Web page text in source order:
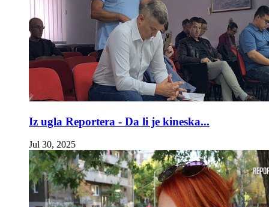
Iz ugla Reportera - Da li je kineska...
Jul 30, 2025